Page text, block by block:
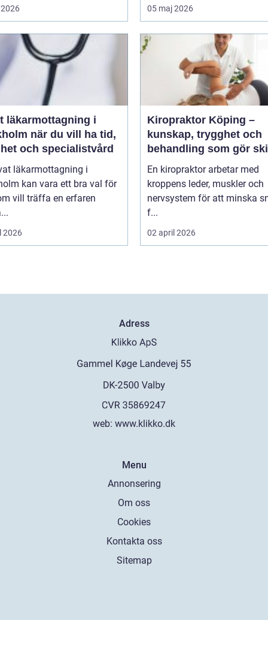
05 maj 2026
läkarmottagning i
vill ha tid,
och specialistvård
läkarmottagning i
kan vara ett bra val för
vill träffa en erfaren
2026
Kiropraktor Köping –
kunskap, trygghet och
behandling som gör
En kiropraktor arbetar med
kroppens leder, muskler och
nervsystem för att minska
f...
02 april 2026
Adress
web: www.klikko.dk
Menu
Annonsering
Om oss
Cookies
Kontakta oss
Sitemap